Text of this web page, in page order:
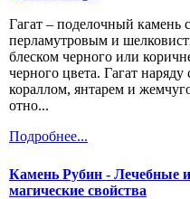
Гагат – поделочный камень с
перламутровым и
блеском черного или
черного цвета. Гагат наряду
кораллом, янтарем и
отно...
Подробнее...
Камень Рубин - Лечебные и
магические свойства